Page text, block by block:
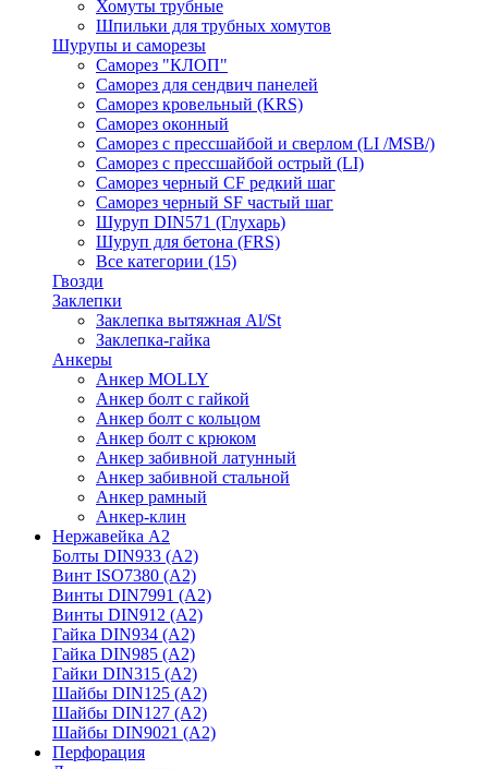
Хомуты трубные
Шпильки для трубных хомутов
Шурупы и саморезы
Саморез "КЛОП"
Саморез для сендвич панелей
Саморез кровельный (KRS)
Саморез оконный
Саморез с прессшайбой и сверлом (LI /MSB/)
Саморез с прессшайбой острый (LI)
Саморез черный CF редкий шаг
Саморез черный SF частый шаг
Шуруп DIN571 (Глухарь)
Шуруп для бетона (FRS)
Все категории (15)
Гвозди
Заклепки
Заклепка вытяжная Al/St
Заклепка-гайка
Анкеры
Анкер MOLLY
Анкер болт с гайкой
Анкер болт с кольцом
Анкер болт с крюком
Анкер забивной латунный
Анкер забивной стальной
Анкер рамный
Анкер-клин
Нержавейка А2
Болты DIN933 (A2)
Винт ISO7380 (A2)
Винты DIN7991 (A2)
Винты DIN912 (A2)
Гайка DIN934 (A2)
Гайка DIN985 (A2)
Гайки DIN315 (A2)
Шайбы DIN125 (A2)
Шайбы DIN127 (A2)
Шайбы DIN9021 (A2)
Перфорация